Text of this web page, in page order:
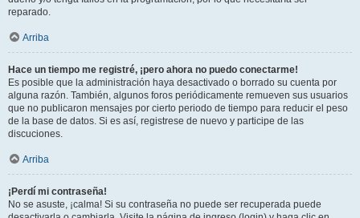
reparado.
Arriba
Hace un tiempo me registré, ¡pero ahora no puedo conectarme!
Es posible que la administración haya desactivado o borrado su cuenta por
alguna razón. También, algunos foros periódicamente remueven sus usuarios
que no publicaron mensajes por cierto periodo de tiempo para reducir el peso
de la base de datos. Si es así, registrese de nuevo y participe de las
discuciones.
Arriba
¡Perdí mi contraseña!
No se asuste, ¡calma! Si su contraseña no puede ser recuperada puede